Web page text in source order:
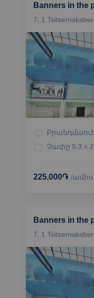
Banners in the
7, 1
Չափը 5.3 x
225,000֏ /ամիս
Banners in the
7, 1